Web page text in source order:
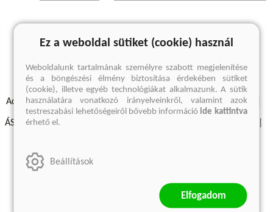
A keresett kifejezésre nincs találat
Adatvédelmi szabályzatok Elállási felmondási nyilatkozat
ÁSZF - Vásárlási feltételek
Szállítási információk
Ez a weboldal sütiket (cookie) használ
Weboldalunk tartalmának személyre szabott megjelenítése
és a böngészési élmény biztosítása érdekében sütiket
(cookie), illetve egyéb technológiákat alkalmazunk. A sütik
használatára vonatkozó irányelveinkről, valamint azok
testreszabási lehetőségeiről bővebb információide kattintva
érhető el.
Beállítások
Elfogadom